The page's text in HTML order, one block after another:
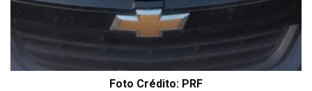
Foto Crédito: PRF